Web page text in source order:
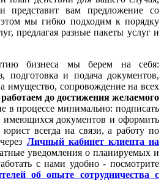
представит вам предложение со
мы гибко подходим к порядку
предлагая разные пакеты услуг и
бизнеса мы берем на себя:
подготовка и подача документов,
имущество, сопровождение на всех
до достижения желаемого
в процессе минимально: подписать
имеющихся документов и оформить
всегда на связи, а работу по
Личный кабинет клиента на
уведомления о планируемых и
с нами удобно - посмотрите
об опыте сотрудничества с